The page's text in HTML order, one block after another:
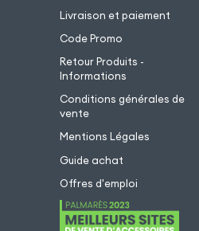
Livraison et paiement
Code Promo
Retour Produits -
Informations
Conditions générales de
vente
Mentions Légales
Guide achat
Offres d'emploi